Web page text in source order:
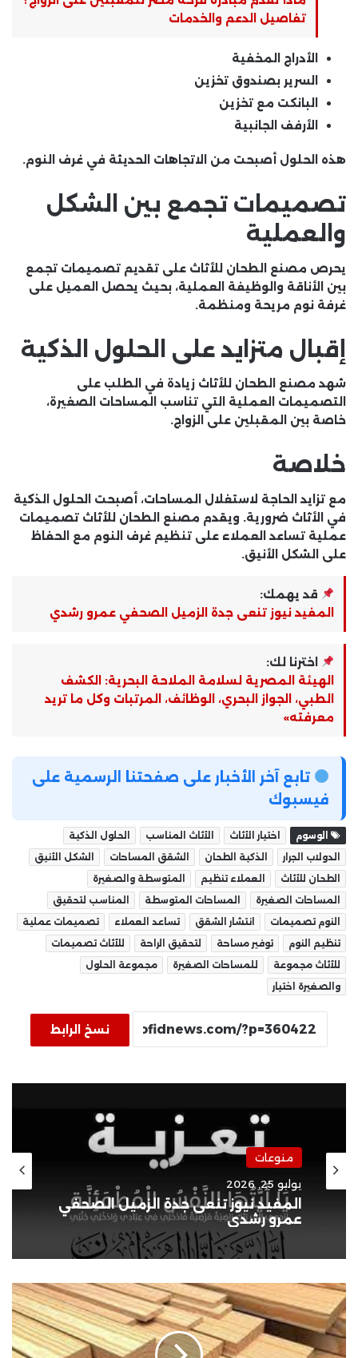
تفاصيل الدعم والخدمات
الأدراج المخفية
السرير بصندوق تخزين
البانكت مع تخزين
الأرفف الجانبية
هذه الحلول أصبحت من الاتجاهات الحديثة في غرف النوم.
تصميمات تجمع بين الشكل
والعملية
يحرص مصنع الطحان للأثاث على تقديم تصميمات تجمع
بين الأناقة والوظيفة العملية، بحيث يحصل العميل على
غرفة نوم مريحة ومنظمة.
إقبال متزايد على الحلول الذكية
شهد مصنع الطحان للأثاث زيادة في الطلب على
التصميمات العملية التي تناسب المساحات الصغيرة،
خاصة بين المقبلين على الزواج.
خلاصة
مع تزايد الحاجة لاستغلال المساحات، أصبحت الحلول الذكية
في الأثاث ضرورية. ويقدم مصنع الطحان للأثاث تصميمات
عملية تساعد العملاء على تنظيم غرف النوم مع الحفاظ
على الشكل الأنيق.
قد يهمك:
المفيد نيوز تنعى جدة الزميل الصحفي عمرو رشدي
اخترنا لك:
الهيئة المصرية لسلامة الملاحة البحرية: الكشف
الطبي، الجواز البحري، الوظائف، المرتبات وكل ما تريد
معرفته»
تابع آخر الأخبار على صفحتنا الرسمية على
فيسبوك
الوسوم اختيار الأثاث الأثاث المناسب
الحلول الذكية
الدولاب الجرار
الذكية الطحان الشقق المساحات
الشكل الأنيق
الطحان للأثاث
العملاء تنظيم
المتوسطة والصغيرة
المساحات الصغيرة
المساحات المتوسطة
المناسب لتحقيق
النوم تصميمات
انتشار الشقق تساعد العملاء
تصميمات عملية
تنظيم النوم
توفير مساحة لتحقيق الراحة
للأثاث تصميمات
للأثاث مجموعة
للمساحات الصغيرة
مجموعة الحلول
والصغيرة اختيار
نسخ الرابط
منوعات
يوليو 22, 2026
المفيد نيوز يهنئ يونيو نيوز بانطلاقها..
إضافة جديدة للإعلام الرقمي المصري
الجودة
والسعر
المناسب..
سر